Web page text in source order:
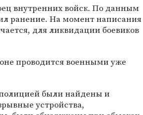
внутренних войск. По данным
ранение. На момент написания
для ликвидации боевиков
проводится военными уже
были найдены и
устройства,